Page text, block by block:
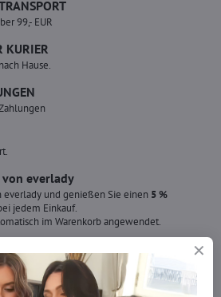
99,- EUR
KURIER
Hause.
von everlady
everlady und genießen Sie einen 5 %
jedem Einkauf.
im Warenkorb angewendet.
bestellen ?
wir füllen die Ware für Sie